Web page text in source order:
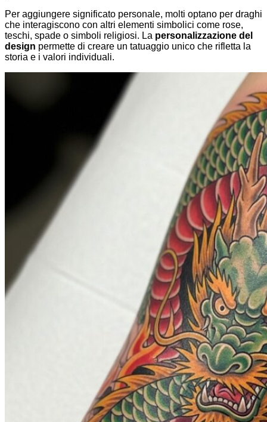
Per aggiungere significato personale, molti optano per draghi
che interagiscono con altri elementi simbolici come rose,
teschi, spade o simboli religiosi. La personalizzazione del
design permette di creare un tatuaggio unico che rifletta la
storia e i valori individuali.